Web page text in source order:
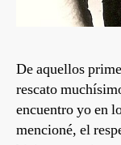
De aquellos
rescato
encuentro yo en
mencioné, el